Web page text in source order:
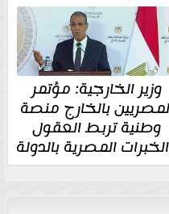
وزير الخارجية: مؤتمر
بالخارج منصة
وطنية تربط العقول
المصرية بالدولة